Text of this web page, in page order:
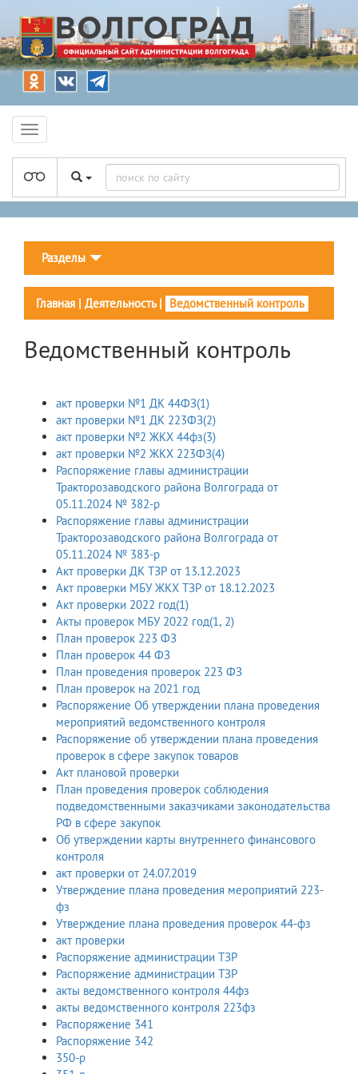
Разделы
Главная | Деятельность| Ведомственный контроль
Ведомственный контроль
акт проверки №1 ДК 44ФЗ(1)
акт проверки №1 ДК 223ФЗ(2)
акт проверки №2 ЖКХ 44фз(3)
акт проверки №2 ЖКХ 223ФЗ(4)
Распоряжение главы администрации
Тракторозаводского района Волгограда от
05.11.2024 № 382-р
Распоряжение главы администрации
Тракторозаводского района Волгограда от
05.11.2024 № 383-р
Акт проверки ДК ТЗР от 13.12.2023
Акт проверки МБУ ЖКХ ТЗР от 18.12.2023
Акт проверки 2022 год(1)
Акты проверок МБУ 2022 год(1, 2)
План проверок 223 ФЗ
План проверок 44 ФЗ
План проведения проверок 223 ФЗ
План проверок на 2021 год
Распоряжение Об утверждении плана проведения
мероприятий ведомственного контроля
Распоряжение об утверждении плана проведения
проверок в сфере закупок товаров
Акт плановой проверки
План проведения проверок соблюдения
подведомственными заказчиками законодательства
РФ в сфере закупок
Об утверждении карты внутреннего финансового
контроля
акт проверки от 24.07.2019
Утверждение плана проведения мероприятий 223-
фз
Утверждение плана проведения проверок 44-фз
акт проверки
Распоряжение администрации ТЗР
Распоряжение администрации ТЗР
акты ведомственного контроля 44фз
акты ведомственного контроля 223фз
Распоряжение 341
Распоряжение 342
350-р